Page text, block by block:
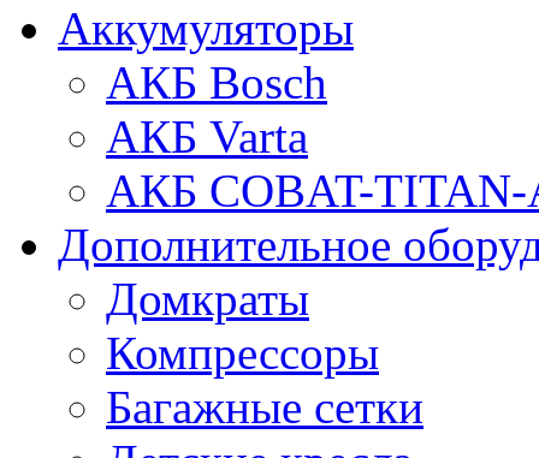
Аккумуляторы
АКБ Bosch
АКБ Varta
АКБ COBAT-
Дополнительное
Домкраты
Компрессоры
Багажные сетки